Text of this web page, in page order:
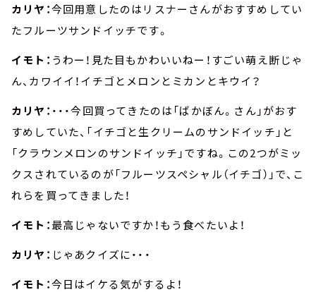
カリヤ：今回用意したのはリスナーさんがおすすめしてい
たフルーツサンドイッチです。
イモト： うわー！見た目もかわいいねー！すごい萌え断じゃ
ん、カワイイ！イチゴとメロンとミカンとキウイ？
カリヤ： ・・・今回買ってきたのは「ばかぼん。さん」がおす
すめしていた、「イチゴと生クリームのサンドイッチ」と
「クラウンメロンのサンドイッチ」ですね。この2つがミッ
クスされているのが「フルーツスペシャル（イチゴ）」で、こ
れらを買ってきました！
イモト：最高じゃないですか！もう食べたいよ！
カリヤ： じゃあクイズに・・・
イモト：今日はイケる気がするよ！